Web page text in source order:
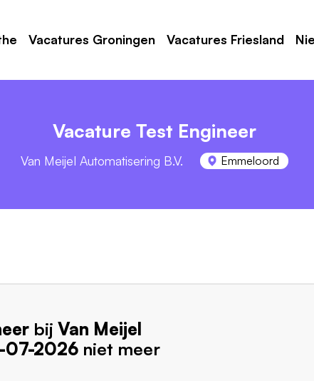
Vacatures Groningen Vacatures Friesland
Vacature Test Engineer
Van Meijel Automatisering B.V. Emmeloord
bij Van Meijel
07-2026 niet meer